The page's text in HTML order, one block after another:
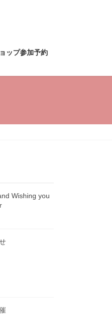
ップ参加予約
Wishing you